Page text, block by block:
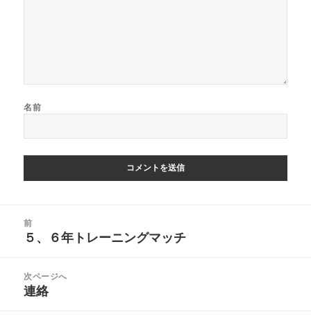
名前
前
前
投
稿:
５、６年トレーニングマッチ
次ページへ
次
連絡